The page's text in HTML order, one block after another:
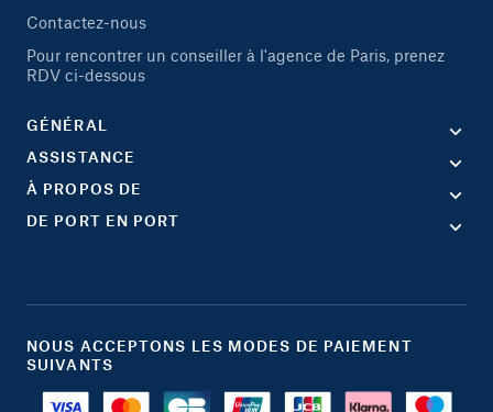
Contactez-nous
Pour rencontrer un conseiller à l'agence de Paris, prenez
RDV ci-dessous
GÉNÉRAL
ASSISTANCE
À PROPOS DE
DE PORT EN PORT
NOUS ACCEPTONS LES MODES DE PAIEMENT
SUIVANTS